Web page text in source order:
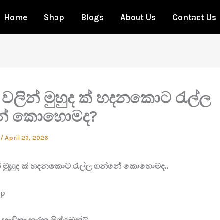
Home Shop Blogs About Us Contact Us
වලින් මුහුද ක් හදනකොට රැල්ල
කොහොමද?
/ April 23, 2026
මුහුද ක් හදනකොට රැල්ල ගන්නේ කොහොමද..